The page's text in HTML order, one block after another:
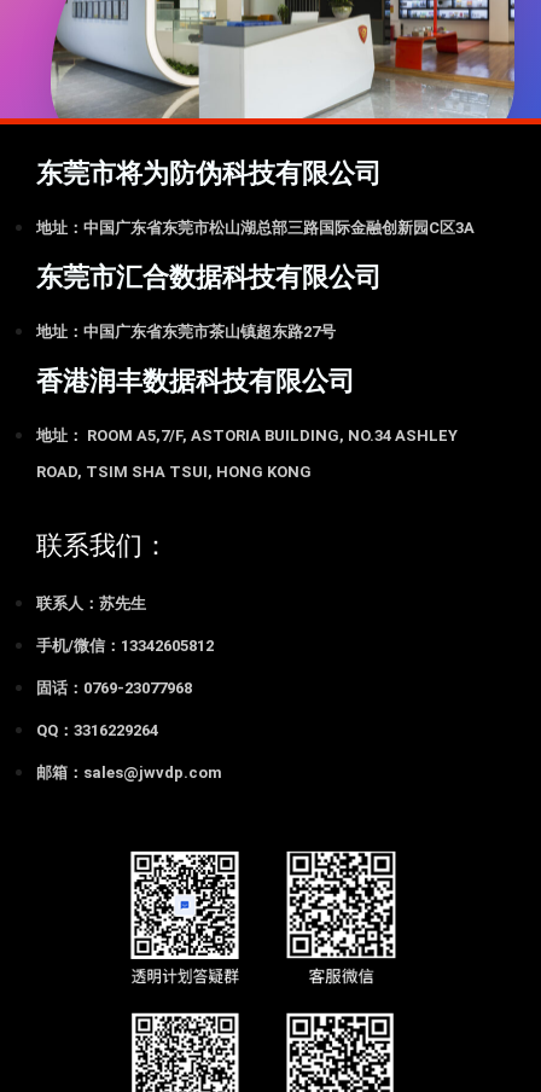
东莞市将为防伪科技有限公司
地址：中国广东省东莞市松山湖总部三路国际金融创新园C区3A
东莞市汇合数据科技有限公司
地址：中国广东省东莞市茶山镇超东路27号
香港润丰数据科技有限公司
地址： ROOM A5,7/F, ASTORIA BUILDING, NO.34 ASHLEY
ROAD, TSIM SHA TSUI, HONG KONG
联系我们：
联系人：苏先生
手机/微信：13342605812
固话：0769-23077968
QQ：3316229264
邮箱：sales@jwvdp.com